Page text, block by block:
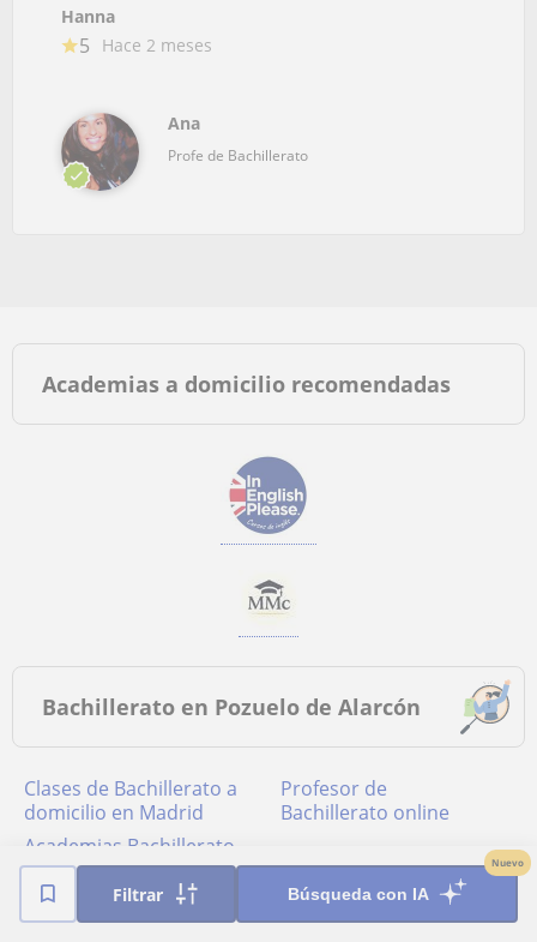
Filtrar Búsqueda con IA
Nuevo
Hanna
5 Hace 2 meses
Ana
Profe de Bachillerato
Academias a domicilio recomendadas
Bachillerato en Pozuelo de Alarcón
Clases de Bachillerato a
domicilio en Madrid
Profesor de
Bachillerato online
academias Bachillerato
en Madrid